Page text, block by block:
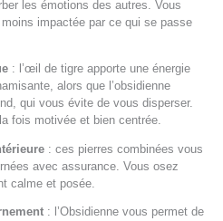
les émotions des autres. Vous
impactée par ce qui se passe
: l’œil de tigre apporte une énergie
alors que l’obsidienne
qui vous évite de vous disperser.
fois motivée et bien centrée.
: ces pierres combinées vous
avec assurance. Vous osez
calme et posée.
: l’Obsidienne vous permet de